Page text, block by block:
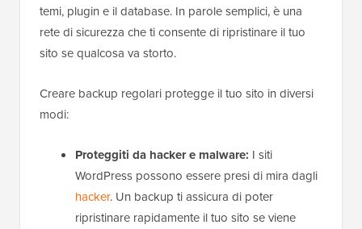
temi, plugin e il database. In parole semplici, è una
rete di sicurezza che ti consente di ripristinare il tuo
sito se qualcosa va storto.
Creare backup regolari protegge il tuo sito in diversi
modi:
Proteggiti da hacker e malware: I siti
WordPress possono essere presi di mira dagli
hacker. Un backup ti assicura di poter
ripristinare rapidamente il tuo sito se viene